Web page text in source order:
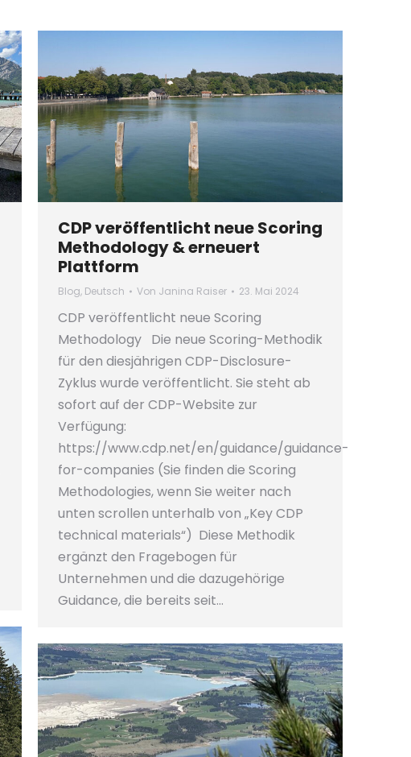
CDP veröffentlicht neue Scoring
Methodology & erneuert
Plattform
Blog, Deutsch Von Janina Raiser 23. Mai 2024
CDP veröffentlicht neue Scoring
Methodology Die neue Scoring-Methodik
für den diesjährigen CDP-Disclosure-
Zyklus wurde veröffentlicht. Sie steht ab
sofort auf der CDP-Website zur
Verfügung:
https://www.cdp.net/en/guidance/guidance-
for-companies (Sie finden die Scoring
Methodologies, wenn Sie weiter nach
unten scrollen unterhalb von „Key CDP
technical materials“) Diese Methodik
ergänzt den Fragebogen für
Unternehmen und die dazugehörige
Guidance, die bereits seit…